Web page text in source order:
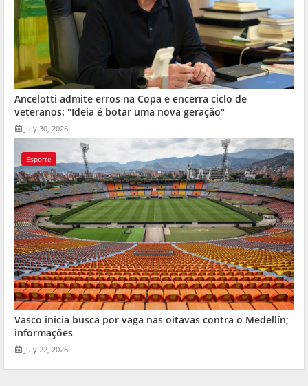
Ancelotti admite erros na Copa e encerra ciclo de
veteranos: "Ideia é botar uma nova geração"
July 30, 2026
Esporte
Vasco inicia busca por vaga nas oitavas contra o Medellín;
informações
July 22, 2026